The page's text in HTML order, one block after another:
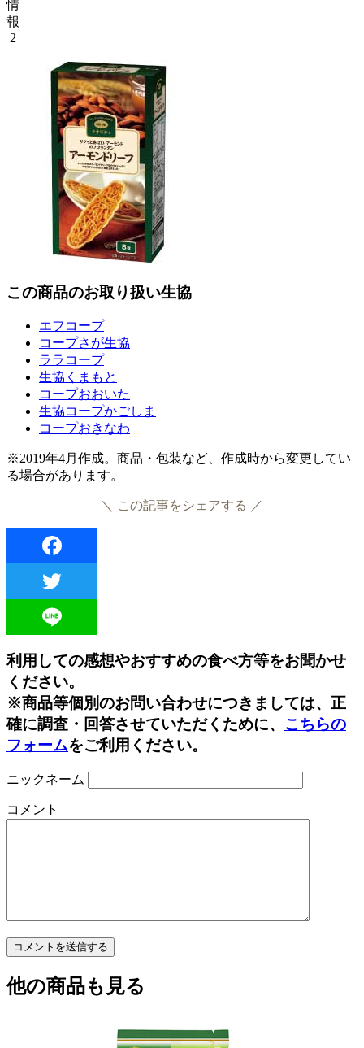
情
報
2
この商品のお取り扱い生協
エフコープ
コープさが生協
ララコープ
生協くまもと
コープおおいた
生協コープかごしま
コープおきなわ
※2019年4月作成。商品・包装など、作成時から変更してい
る場合があります。
＼ この記事をシェアする ／
利用しての感想やおすすめの食べ方等をお聞かせ
ください。
※商品等個別のお問い合わせにつきましては、正
確に調査・回答させていただくために、 こちらの
フォームをご利用ください。
ニックネーム
コメント
他の商品も見る